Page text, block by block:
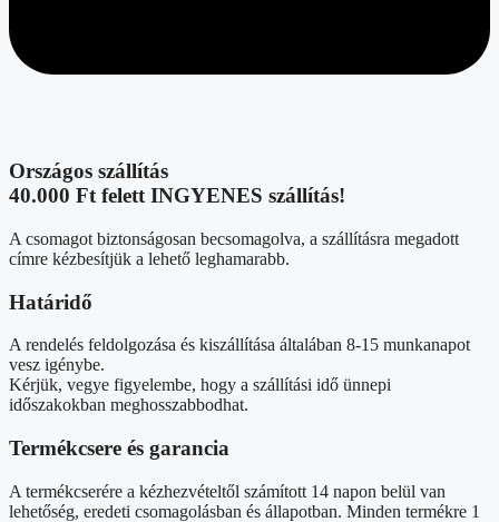
Országos szállítás
40.000 Ft felett INGYENES szállítás!
A csomagot biztonságosan becsomagolva, a szállításra megadott
címre kézbesítjük a lehető leghamarabb.
Határidő
A rendelés feldolgozása és kiszállítása általában 8-15 munkanapot
vesz igénybe.
Kérjük, vegye figyelembe, hogy a szállítási idő ünnepi
időszakokban meghosszabbodhat.
Termékcsere és garancia
A termékcserére a kézhezvételtől számított 14 napon belül van
lehetőség, eredeti csomagolásban és állapotban. Minden termékre 1